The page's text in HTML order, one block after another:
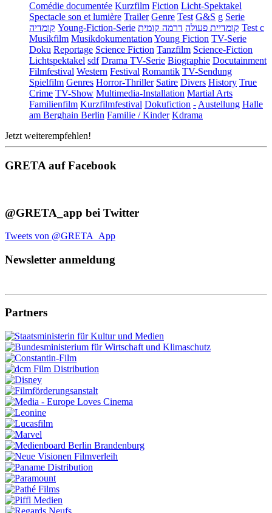
Comédie documentée Kurzfilm Fiction Licht-Spektakel
Spectacle son et lumière Trailer Genre Test G&S g Serie
קומדיה Young-Fiction-Serie קומדיית פעולה דרמה קומית
Test c
Musikfilm MusikdokumentationYoung Fiction TV-Serie
Doku Reportage Science Fiction Tanzfilm Science-Fiction
Lichtspektakel sdf Drama TV-Serie Biographie Docutainment
Filmfestival Western Festival Romantik TV-Sendung
Spielfilm Genres Horror-Thriller Satire Divers History True
Crime TV-Show Multimedia-Installation Martial Arts
Familienfilm Kurzfilmfestival Dokufiction -Austellung Halle
am Berghain Berlin Familie / Kinder Kdrama
Jetzt weiterempfehlen!
GRETA auf Facebook
@GRETA_app bei Twitter
Tweets von @GRETA_App
Newsletter anmeldung
Partners